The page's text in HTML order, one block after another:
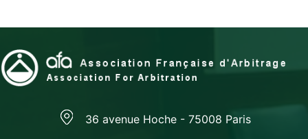
36 avenue Hoche - 75008 Paris